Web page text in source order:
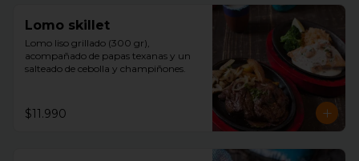
Lomo skillet
Lomo liso grillado (300 gr),
acompañado de papas texanas y un
salteado de cebolla y champiñones.
$11.990